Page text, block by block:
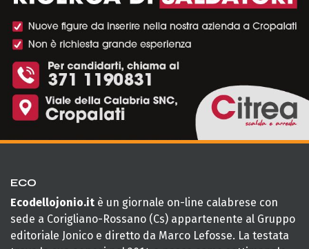
ECO
Ecodellojonio.it è un giornale on-line calabrese con
sede a Corigliano-Rossano (Cs) appartenente al Gruppo
editoriale Jonico e diretto da Marco Lefosse. La testata